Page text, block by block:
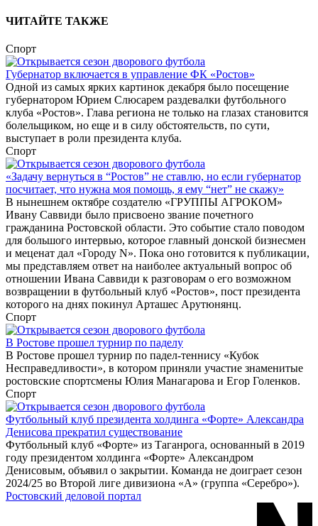
ЧИТАЙТЕ ТАКЖЕ
Спорт
Губернатор включается в управление ФК «Ростов»
Одной из самых ярких картинок декабря было посещение
губернатором Юрием Слюсарем раздевалки футбольного
клуба «Ростов». Глава региона не только на глазах становится
болельщиком, но еще и в силу обстоятельств, по сути,
выступает в роли президента клуба.
Спорт
«Задачу вернуться в “Ростов” не ставлю, но если губернатор
посчитает, что нужна моя помощь, я ему “нет” не скажу»
В нынешнем октябре создателю «ГРУППЫ АГРОКОМ»
Ивану Саввиди было присвоено звание почетного
гражданина Ростовской области. Это событие стало поводом
для большого интервью, которое главный донской бизнесмен
и меценат дал «Городу N». Пока оно готовится к публикации,
мы представляем ответ на наиболее актуальный вопрос об
отношении Ивана Саввиди к разговорам о его возможном
возвращении в футбольный клуб «Ростов», пост президента
которого на днях покинул Арташес Арутюнянц.
Спорт
В Ростове прошел турнир по паделу
В Ростове прошел турнир по падел-теннису «Кубок
Несправедливости», в котором приняли участие знаменитые
ростовские спортсмены Юлия Манагарова и Егор Голенков.
Спорт
Футбольный клуб президента холдинга «Форте» Александра
Денисова прекратил существование
Футбольный клуб «Форте» из Таганрога, основанный в 2019
году президентом холдинга «Форте» Александром
Денисовым, объявил о закрытии. Команда не доиграет сезон
2024/25 во Второй лиге дивизиона «А» (группа «Серебро»).
Ростовский деловой портал